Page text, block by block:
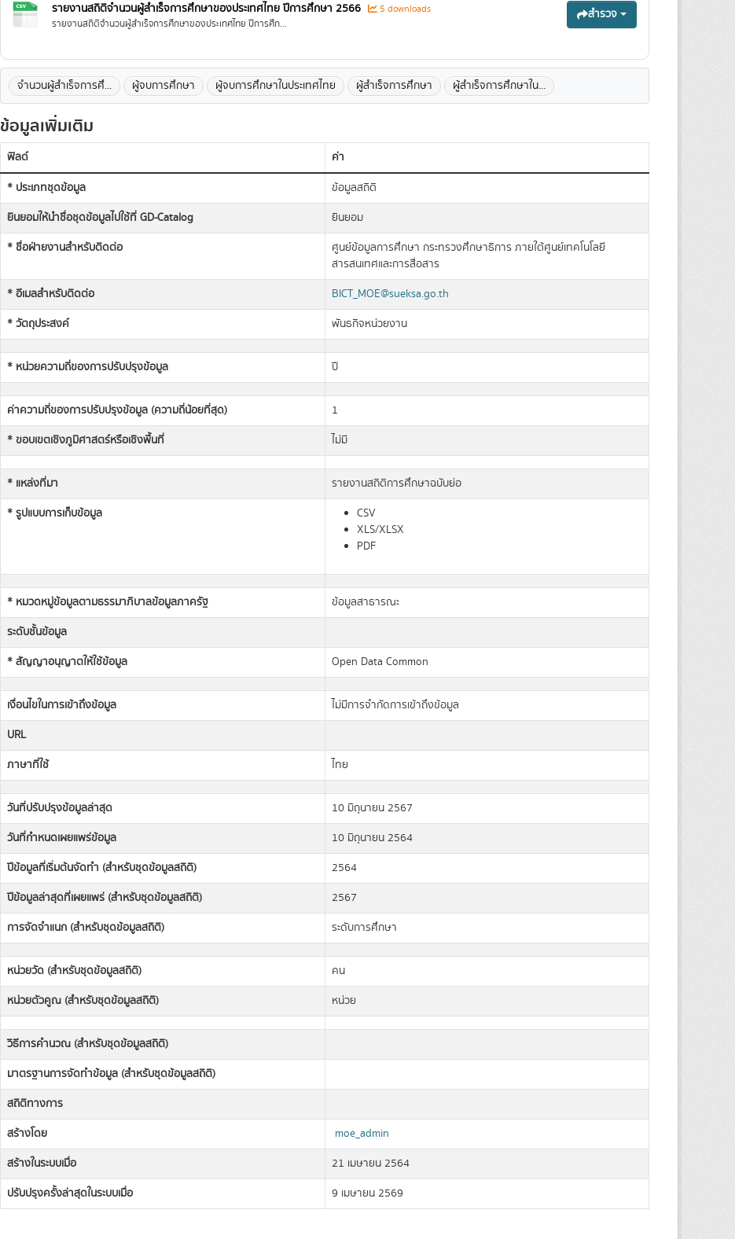
รายงานสถิติจำนวนผู้สำเร็จการศึกษาของประเทศไทย ปีการศึกษา 2566
5 downloads
รายงานสถิติจำนวนผู้สำเร็จการศึกษาของประเทศไทย ปีการศึกษา 2566
สำรวจ
จำนวนผู้สำเร็จการศึ... ผู้จบการศึกษา ผู้จบการศึกษาในประเทศไทย ผู้สำเร็จการศึกษา ผู้สำเร็จการศึกษาใน...
ข้อมูลเพิ่มเติม
ฟิลด์
ค่า
* ประเภทชุดข้อมูล
ข้อมูลสถิติ
ยินยอมให้นำชื่อชุดข้อมูลไปใช้ที่ GD-Catalog
ยินยอม
* ชื่อฝ่ายงานสำหรับติดต่อ
ศูนย์ข้อมูลการศึกษา กระทรวงศึกษาธิการ ภายใต้ศูนย์เทคโนโลยี
สารสนเทศและการสื่อสาร
* อีเมลสำหรับติดต่อ
BICT_MOE@sueksa.go.th
* วัตถุประสงค์
พันธกิจหน่วยงาน
* หน่วยความถี่ของการปรับปรุงข้อมูล ปี
ค่าความถี่ของการปรับปรุงข้อมูล (ความถี่น้อยที่สุด)
1
* ขอบเขตเชิงภูมิศาสตร์หรือเชิงพื้นที่
ไม่มี
* แหล่งที่มา
รายงานสถิติการศึกษาฉบับย่อ
* รูปแบบการเก็บข้อมูล
CSV
XLS/XLSX
PDF
* หมวดหมู่ข้อมูลตามธรรมาภิบาลข้อมูลภาครัฐ
ข้อมูลสาธารณะ
ระดับชั้นข้อมูล
* สัญญาอนุญาตให้ใช้ข้อมูล
Open Data Common
เงื่อนไขในการเข้าถึงข้อมูล
ไม่มีการจำกัดการเข้าถึงข้อมูล
URL
ภาษาที่ใช้
ไทย
วันที่ปรับปรุงข้อมูลล่าสุด
10 มิถุนายน 2567
วันที่กำหนดเผยแพร่ข้อมูล
10 มิถุนายน 2564
ปีข้อมูลที่เริ่มต้นจัดทำ (สำหรับชุดข้อมูลสถิติ)
2564
ปีข้อมูลล่าสุดที่เผยแพร่ (สำหรับชุดข้อมูลสถิติ)
2567
การจัดจำแนก (สำหรับชุดข้อมูลสถิติ)
ระดับการศึกษา
หน่วยวัด (สำหรับชุดข้อมูลสถิติ)
คน
หน่วยตัวคูณ (สำหรับชุดข้อมูลสถิติ)
หน่วย
วิธีการคำนวณ (สำหรับชุดข้อมูลสถิติ)
มาตรฐานการจัดทำข้อมูล (สำหรับชุดข้อมูลสถิติ)
สถิติทางการ
สร้างโดย
moe_admin
สร้างในระบบเมื่อ
21 เมษายน 2564
ปรับปรุงครั้งล่าสุดในระบบเมื่อ
9 เมษายน 2569